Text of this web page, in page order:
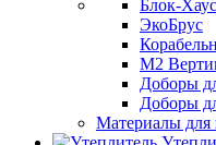
Блок-Хаус
ЭкоБрус
М2
Доборы
Доборы
Материалы для